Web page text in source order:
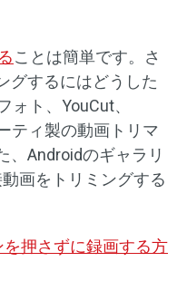
ことは簡単です。さ
グするにはどうした
ォト、YouCut、
ティ製の動画トリマ
、Androidのギャラリ
画をトリミングする
押さずに録画する方